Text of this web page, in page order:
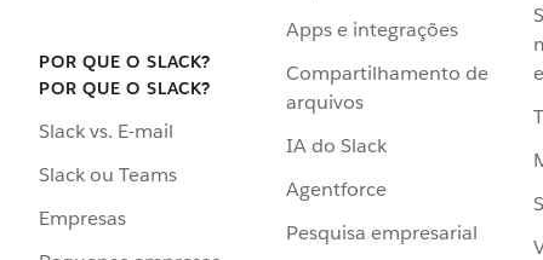
POR QUE O SLACK?
POR QUE O SLACK?
Slack vs. E-mail
Slack ou Teams
Empresas
Apps e integrações
Compartilhamento de
arquivos
IA do Slack
Agentforce
Pesquisa empresarial